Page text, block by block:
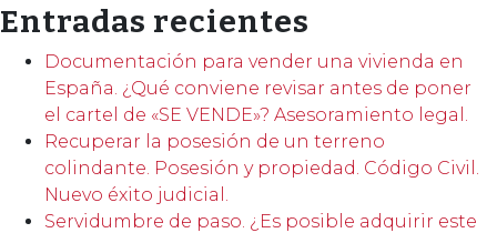
Entradas recientes
Documentación para vender una vivienda en
España. ¿Qué conviene revisar antes de poner
el cartel de «SE VENDE»? Asesoramiento legal.
Recuperar la posesión de un terreno
colindante. Posesión y propiedad. Código Civil.
Nuevo éxito judicial.
Servidumbre de paso. ¿Es posible adquirir este